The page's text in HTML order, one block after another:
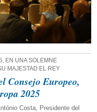
EN UNA SOLEMNE
MAJESTAD EL REY
Consejo Europeo,
2025
Costa, Presidente del